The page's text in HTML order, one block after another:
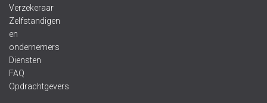
Verzekeraar
Zelfstandigen
en
ondernemers
Diensten
FAQ
Opdrachtgevers